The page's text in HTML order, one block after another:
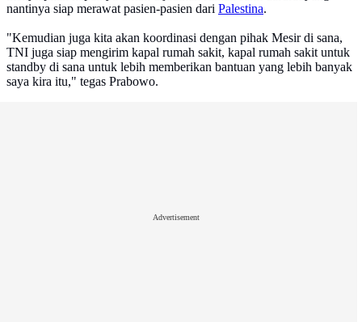
nantinya siap merawat pasien-pasien dari Palestina.
"Kemudian juga kita akan koordinasi dengan pihak Mesir di sana,
TNI juga siap mengirim kapal rumah sakit, kapal rumah sakit untuk
standby di sana untuk lebih memberikan bantuan yang lebih banyak
saya kira itu," tegas Prabowo.
Advertisement